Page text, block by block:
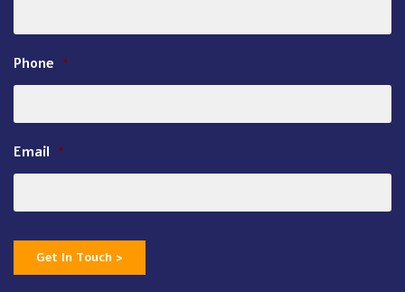
Phone *
Email *
Get In Touch >